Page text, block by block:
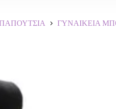
ΓΥΝΑΙΚΕΙΑ